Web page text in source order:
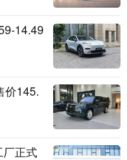
14.49
价145.
厂正式